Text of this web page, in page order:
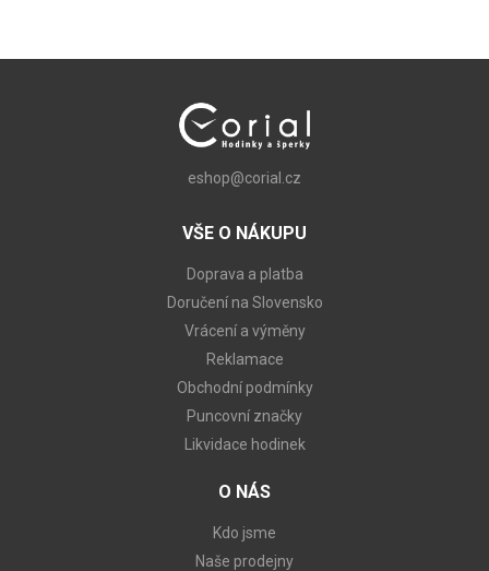
eshop@corial.cz
VŠE O NÁKUPU
Doprava a platba
Doručení na Slovensko
Vrácení a výměny
Reklamace
Obchodní podmínky
Puncovní značky
Likvidace hodinek
O NÁS
Kdo jsme
Naše prodejny